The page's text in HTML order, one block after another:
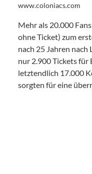
www.coloniacs.com
Mehr als 20.000
ohne Ticket) zum
nach 25 Jahren
nur 2.900 Tickets für
letztendlich 17.000
sorgten für eine